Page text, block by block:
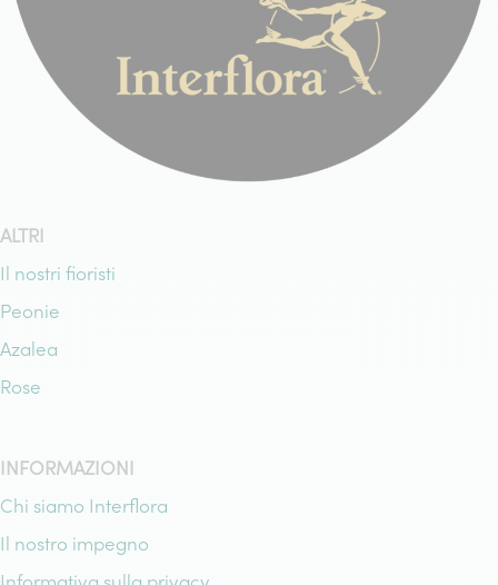
ALTRI
Il nostri fioristi
Peonie
Azalea
Rose
INFORMAZIONI
Chi siamo Interflora
Il nostro impegno